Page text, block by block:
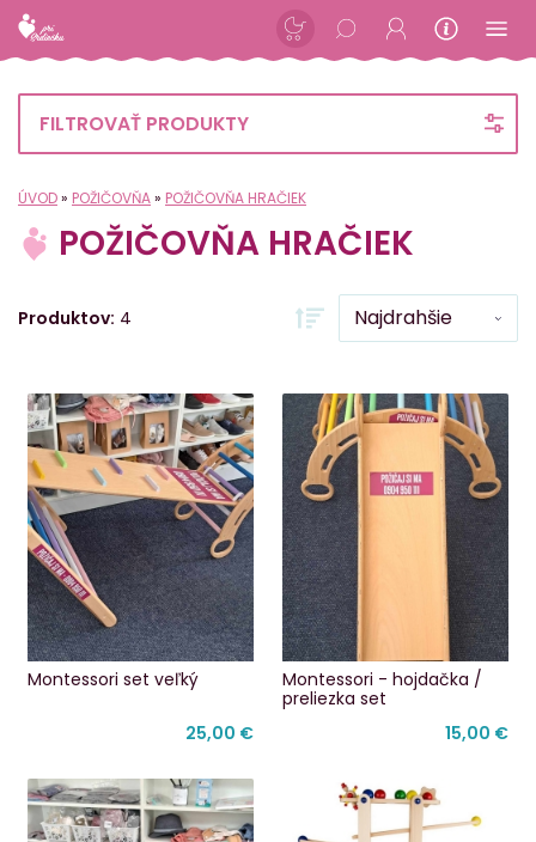
FILTROVAŤ PRODUKTY
ÚVOD» POŽIČOVŇA» POŽIČOVŇA HRAČIEK
POŽIČOVŇA HRAČIEK
Produktov: 4
Montessori set veľký
25,00 €
Montessori - hojdačka /
preliezka set
15,00 €